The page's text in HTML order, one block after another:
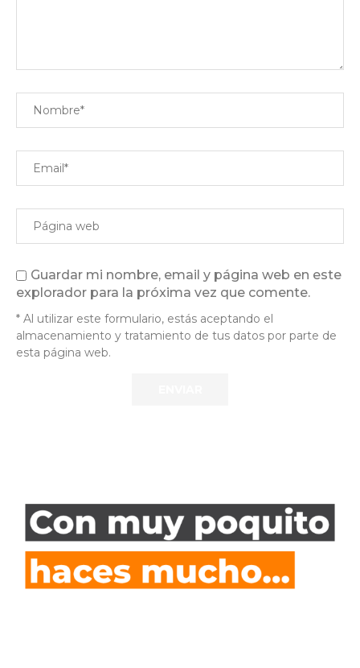
Guardar mi nombre, email y página web en este
explorador para la próxima vez que comente.
* Al utilizar este formulario, estás aceptando el
almacenamiento y tratamiento de tus datos por parte de
esta página web.